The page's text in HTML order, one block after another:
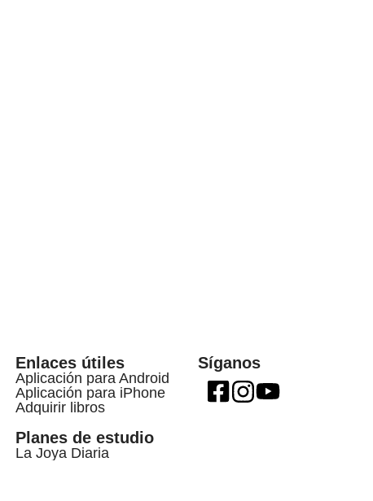
Enlaces útiles
Aplicación para Android
Aplicación para iPhone
Adquirir libros
Planes de estudio
La Joya Diaria
Síganos